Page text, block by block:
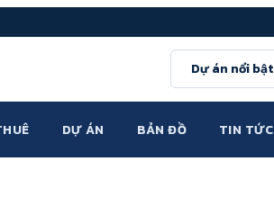
Dự án nổi bật
DỰ ÁN BẢN ĐỒ TIN TỨC